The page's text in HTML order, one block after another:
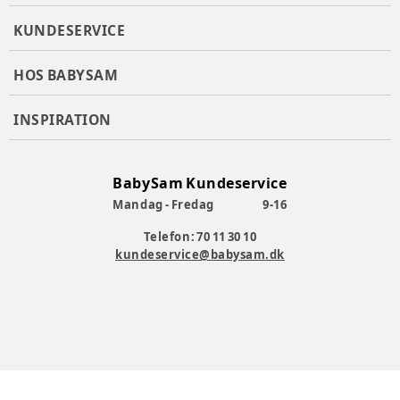
Maksimal luftstrøm.
Amningsvenlig.
SoftFlex™-mesh for nem luftgennemstrømning.
Ergonomisk i alle positioner.
Krydsbare stropper og lændestøtte.
Nem at rengøre og maskinvaskbar.
Produktionsland : Vietnam
KUNDESERVICE
HOS BABYSAM
INSPIRATION
BabySam Kundeservice
Mandag - Fredag
9-16
Telefon: 70 11 30 10
kundeservice@babysam.dk